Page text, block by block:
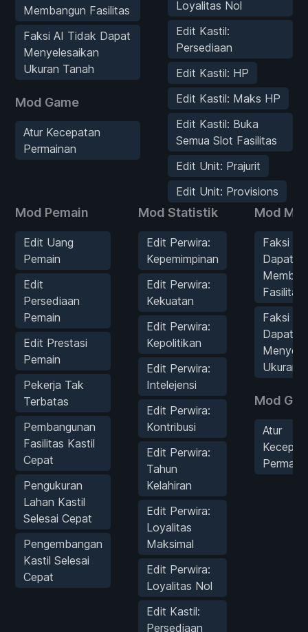
Membangun Fasilitas
Faksi AI Tidak Dapat
Menyelesaikan
Ukuran Tanah
Mod Game
Atur Kecepatan
Permainan
Loyalitas Nol
Edit Kastil:
Persediaan
Edit Kastil: HP
Edit Kastil: Maks HP
Edit Kastil: Buka
Semua Slot Fasilitas
Edit Unit: Prajurit
Edit Unit: Provisions
Mod Pemain
Edit Uang
Pemain
Edit
Persediaan
Pemain
Edit Prestasi
Pemain
Pekerja Tak
Terbatas
Pembangunan
Fasilitas Kastil
Cepat
Pengukuran
Lahan Kastil
Selesai Cepat
Pengembangan
Kastil Selesai
Cepat
Mod Statistik
Edit Perwira:
Kepemimpinan
Edit Perwira:
Kekuatan
Edit Perwira:
Kepolitikan
Edit Perwira:
Intelejensi
Edit Perwira:
Kontribusi
Edit Perwira:
Tahun
Kelahiran
Edit Perwira:
Loyalitas
Maksimal
Edit Perwira:
Loyalitas Nol
Edit Kastil:
Persediaan
Mod
Faksi AI
Dapat
Fasilitas
Faksi AI
Dapat
Ukuran
Mod
Atur